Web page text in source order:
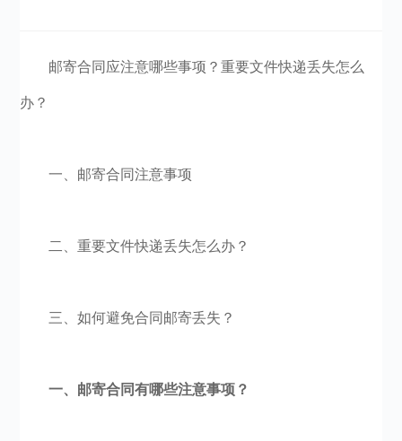
邮寄合同应注意哪些事项？重要文件快递丢失怎么
办？
一、邮寄合同注意事项
二、重要文件快递丢失怎么办？
三、如何避免合同邮寄丢失？
一、邮寄合同有哪些注意事项？